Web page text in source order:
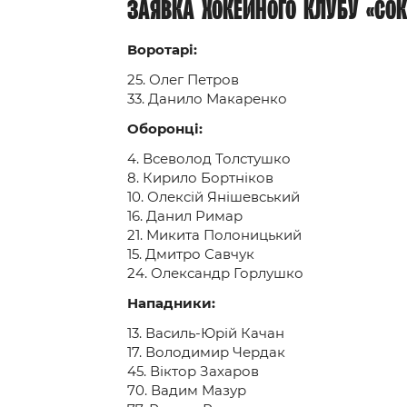
Заявка хокейного клубу
Воротарі:
25. Олег Петров
33. Данило Макаренко
Оборонці:
4. Всеволод Толстушко
8. Кирило Бортніков
10. Олексій Янішевський
16. Данил Римар
21. Микита Полоницький
15. Дмитро Савчук
24. Олександр Горлушко
Нападники:
13. Василь-Юрій Качан
17. Володимир Чердак
45. Віктор Захаров
70. Вадим Мазур